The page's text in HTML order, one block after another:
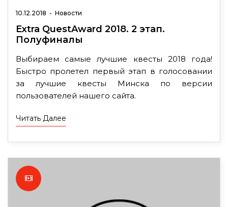
10.12.2018 - Новости
Extra QuestAward 2018. 2 этап.
Полуфиналы
Выбираем самые лучшие квесты 2018 года!
Быстро пролетел первый этап в голосовании
за лучшие квесты Минска по версии
пользователей нашего сайта.
Читать Далее